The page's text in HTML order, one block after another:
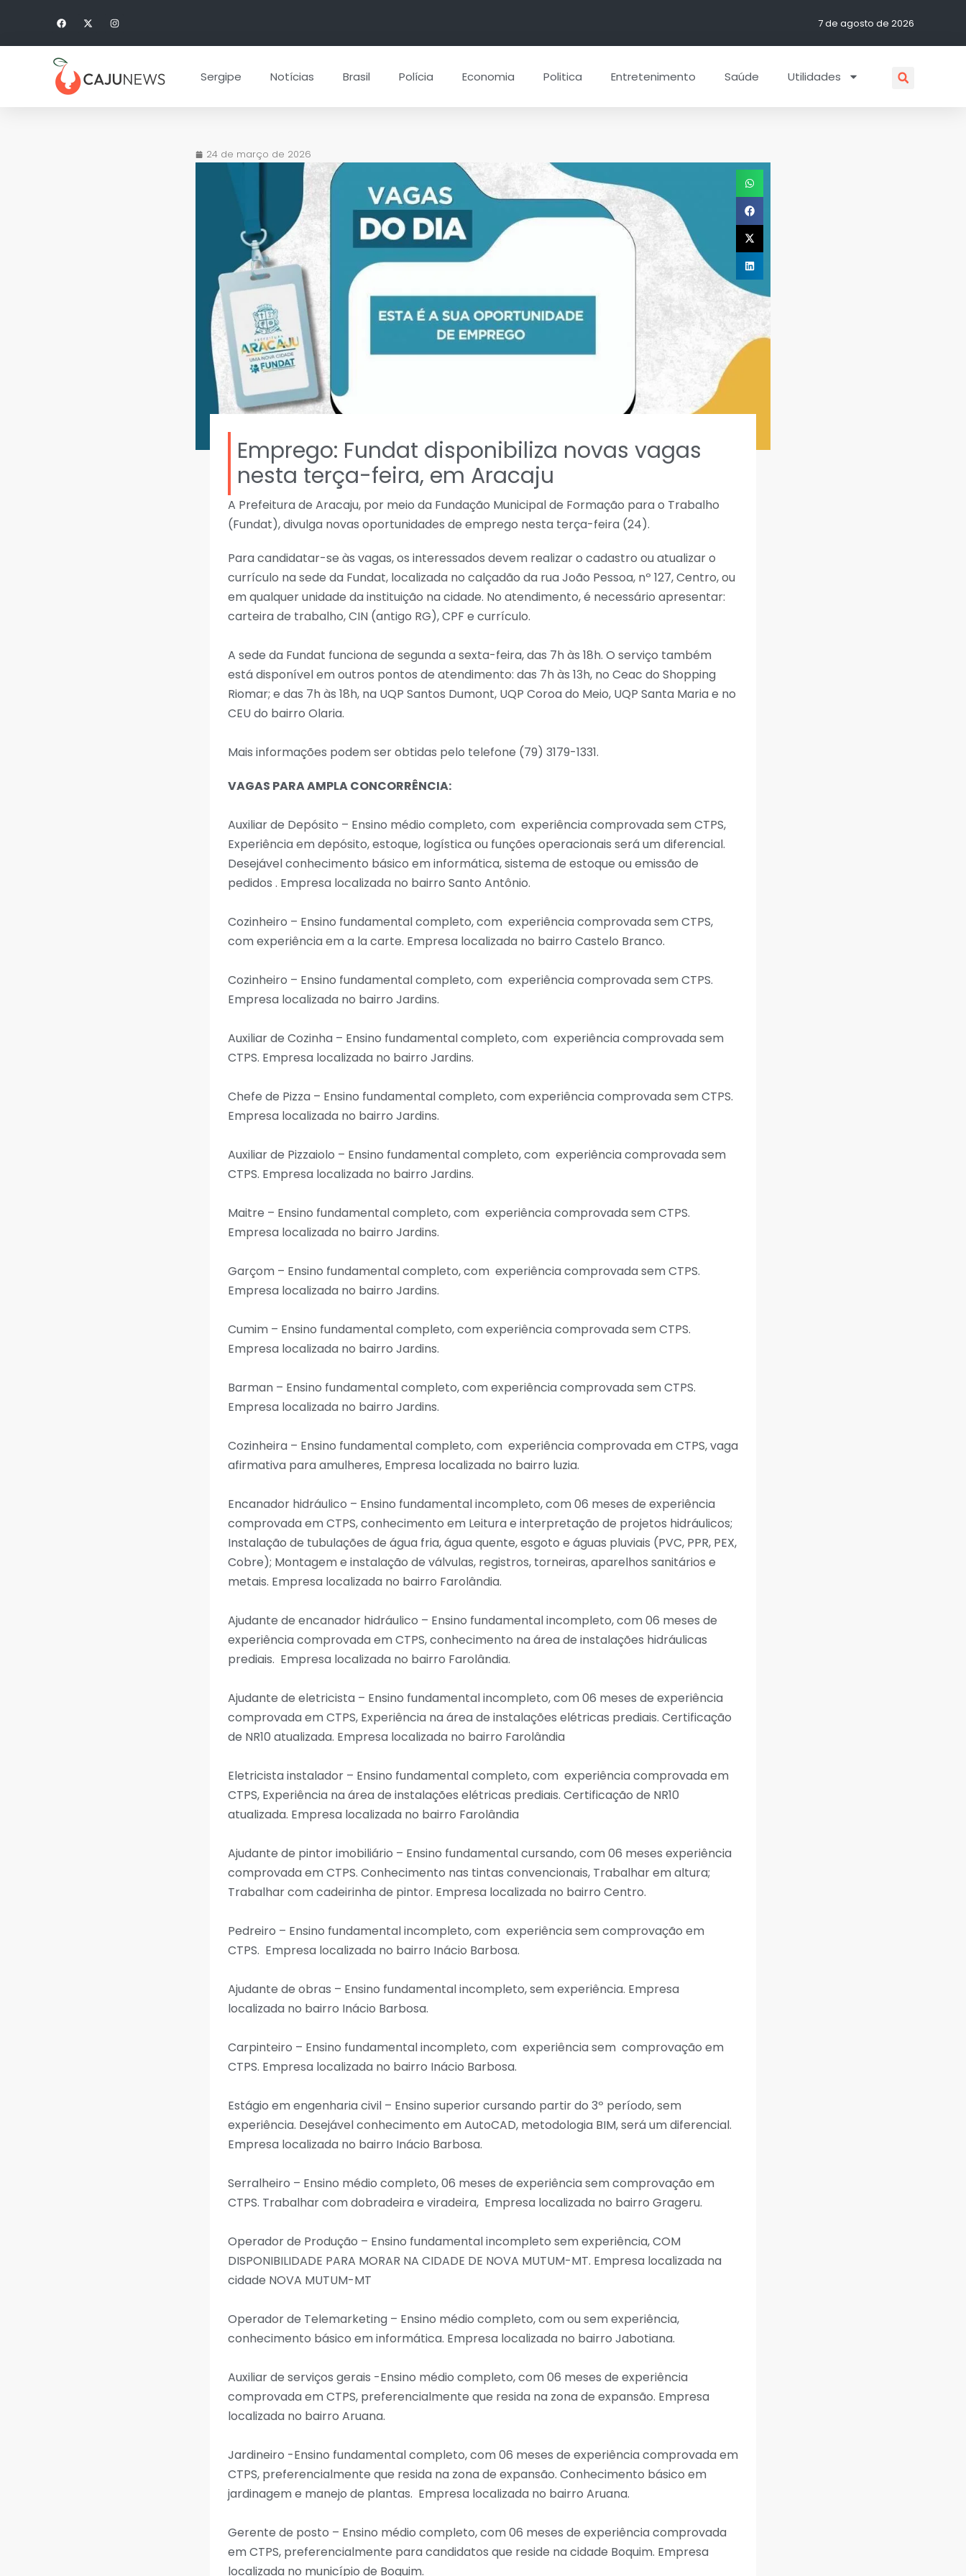
7 de agosto de 2026
Sergipe Notícias Brasil Polícia Economia Politica Entretenimento Saúde Utilidades
24 de março de 2026
Emprego: Fundat disponibiliza novas vagas
nesta terça-feira, em Aracaju
A Prefeitura de Aracaju, por meio da Fundação Municipal de Formação para o Trabalho
(Fundat), divulga novas oportunidades de emprego nesta terça-feira (24).
Para candidatar-se às vagas, os interessados devem realizar o cadastro ou atualizar o
currículo na sede da Fundat, localizada no calçadão da rua João Pessoa, nº 127, Centro, ou
em qualquer unidade da instituição na cidade. No atendimento, é necessário apresentar:
carteira de trabalho, CIN (antigo RG), CPF e currículo.
A sede da Fundat funciona de segunda a sexta-feira, das 7h às 18h. O serviço também
está disponível em outros pontos de atendimento: das 7h às 13h, no Ceac do Shopping
Riomar; e das 7h às 18h, na UQP Santos Dumont, UQP Coroa do Meio, UQP Santa Maria e no
CEU do bairro Olaria.
Mais informações podem ser obtidas pelo telefone (79) 3179-1331.
VAGAS PARA AMPLA CONCORRÊNCIA:
Auxiliar de Depósito – Ensino médio completo, com experiência comprovada sem CTPS,
Experiência em depósito, estoque, logística ou funções operacionais será um diferencial.
Desejável conhecimento básico em informática, sistema de estoque ou emissão de
pedidos . Empresa localizada no bairro Santo Antônio.
Cozinheiro – Ensino fundamental completo, com experiência comprovada sem CTPS,
com experiência em a la carte. Empresa localizada no bairro Castelo Branco.
Cozinheiro – Ensino fundamental completo, com experiência comprovada sem CTPS.
Empresa localizada no bairro Jardins.
Auxiliar de Cozinha – Ensino fundamental completo, com experiência comprovada sem
CTPS. Empresa localizada no bairro Jardins.
Chefe de Pizza – Ensino fundamental completo, com experiência comprovada sem CTPS.
Empresa localizada no bairro Jardins.
Auxiliar de Pizzaiolo – Ensino fundamental completo, com experiência comprovada sem
CTPS. Empresa localizada no bairro Jardins.
Maitre – Ensino fundamental completo, com experiência comprovada sem CTPS.
Empresa localizada no bairro Jardins.
Garçom – Ensino fundamental completo, com experiência comprovada sem CTPS.
Empresa localizada no bairro Jardins.
Cumim – Ensino fundamental completo, com experiência comprovada sem CTPS.
Empresa localizada no bairro Jardins.
Barman – Ensino fundamental completo, com experiência comprovada sem CTPS.
Empresa localizada no bairro Jardins.
Cozinheira – Ensino fundamental completo, com experiência comprovada em CTPS, vaga
afirmativa para amulheres, Empresa localizada no bairro luzia.
Encanador hidráulico – Ensino fundamental incompleto, com 06 meses de experiência
comprovada em CTPS, conhecimento em Leitura e interpretação de projetos hidráulicos;
Instalação de tubulações de água fria, água quente, esgoto e águas pluviais (PVC, PPR, PEX,
Cobre); Montagem e instalação de válvulas, registros, torneiras, aparelhos sanitários e
metais. Empresa localizada no bairro Farolândia.
Ajudante de encanador hidráulico – Ensino fundamental incompleto, com 06 meses de
experiência comprovada em CTPS, conhecimento na área de instalações hidráulicas
prediais. Empresa localizada no bairro Farolândia.
Ajudante de eletricista – Ensino fundamental incompleto, com 06 meses de experiência
comprovada em CTPS, Experiência na área de instalações elétricas prediais. Certificação
de NR10 atualizada. Empresa localizada no bairro Farolândia
Eletricista instalador – Ensino fundamental completo, com experiência comprovada em
CTPS, Experiência na área de instalações elétricas prediais. Certificação de NR10
atualizada. Empresa localizada no bairro Farolândia
Ajudante de pintor imobiliário – Ensino fundamental cursando, com 06 meses experiência
comprovada em CTPS. Conhecimento nas tintas convencionais, Trabalhar em altura;
Trabalhar com cadeirinha de pintor. Empresa localizada no bairro Centro.
Pedreiro – Ensino fundamental incompleto, com experiência sem comprovação em
CTPS. Empresa localizada no bairro Inácio Barbosa.
Ajudante de obras – Ensino fundamental incompleto, sem experiência. Empresa
localizada no bairro Inácio Barbosa.
Carpinteiro – Ensino fundamental incompleto, com experiência sem comprovação em
CTPS. Empresa localizada no bairro Inácio Barbosa.
Estágio em engenharia civil – Ensino superior cursando partir do 3º período, sem
experiência. Desejável conhecimento em AutoCAD, metodologia BIM, será um diferencial.
Empresa localizada no bairro Inácio Barbosa.
Serralheiro – Ensino médio completo, 06 meses de experiência sem comprovação em
CTPS. Trabalhar com dobradeira e viradeira, Empresa localizada no bairro Grageru.
Operador de Produção – Ensino fundamental incompleto sem experiência, COM
DISPONIBILIDADE PARA MORAR NA CIDADE DE NOVA MUTUM-MT. Empresa localizada na
cidade NOVA MUTUM-MT
Operador de Telemarketing – Ensino médio completo, com ou sem experiência,
conhecimento básico em informática. Empresa localizada no bairro Jabotiana.
Auxiliar de serviços gerais -Ensino médio completo, com 06 meses de experiência
comprovada em CTPS, preferencialmente que resida na zona de expansão. Empresa
localizada no bairro Aruana.
Jardineiro -Ensino fundamental completo, com 06 meses de experiência comprovada em
CTPS, preferencialmente que resida na zona de expansão. Conhecimento básico em
jardinagem e manejo de plantas. Empresa localizada no bairro Aruana.
Gerente de posto – Ensino médio completo, com 06 meses de experiência comprovada
em CTPS, preferencialmente para candidatos que reside na cidade Boquim. Empresa
localizada no município de Boquim.